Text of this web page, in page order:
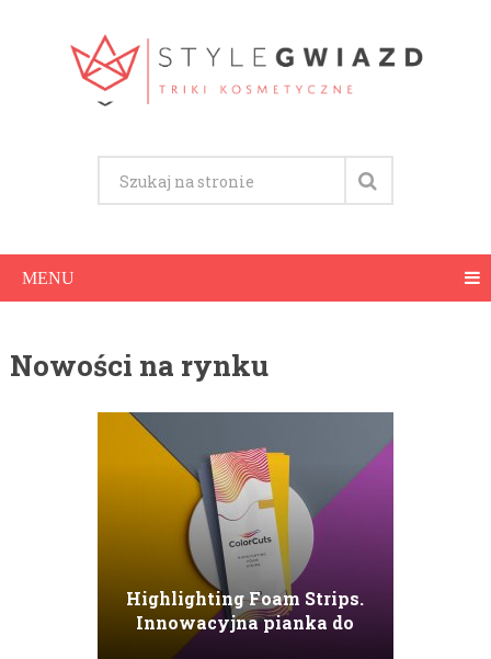
MENU
Nowości na rynku
Highlighting Foam Strips.
Innowacyjna pianka do
koloryzacji włosów